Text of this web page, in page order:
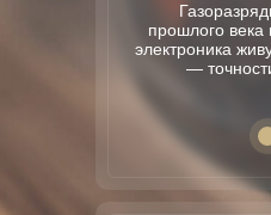
прошлого
электроника
—